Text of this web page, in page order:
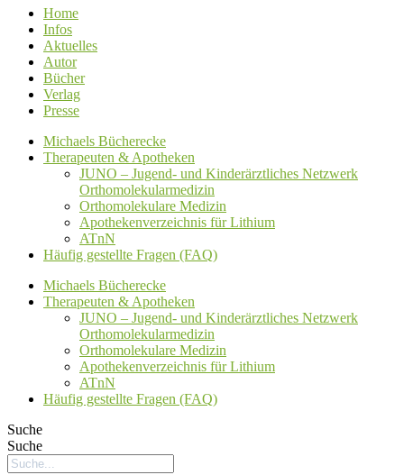
Home
Infos
Aktuelles
Autor
Bücher
Verlag
Presse
Michaels Bücherecke
Therapeuten & Apotheken
JUNO – Jugend- und Kinderärztliches Netzwerk
Orthomolekularmedizin
Orthomolekulare Medizin
Apothekenverzeichnis für Lithium
ATnN
Häufig gestellte Fragen (FAQ)
Michaels Bücherecke
Therapeuten & Apotheken
JUNO – Jugend- und Kinderärztliches Netzwerk
Orthomolekularmedizin
Orthomolekulare Medizin
Apothekenverzeichnis für Lithium
ATnN
Häufig gestellte Fragen (FAQ)
Suche
Suche